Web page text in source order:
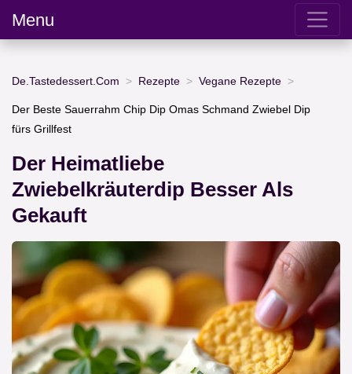
Menu
De.Tastedessert.Com Rezepte Vegane Rezepte
Der Beste Sauerrahm Chip Dip Omas Schmand Zwiebel Dip
fürs Grillfest
Der Heimatliebe
Zwiebelkräuterdip Besser Als
Gekauft